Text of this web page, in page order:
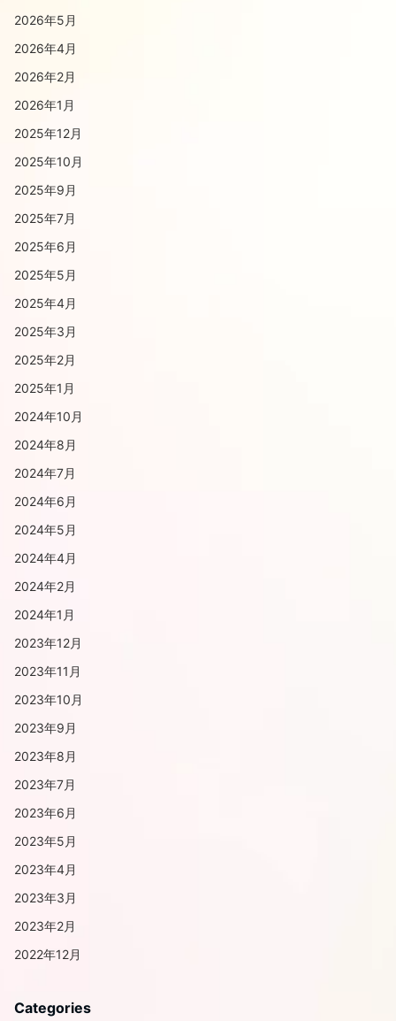
2026年5月
2026年4月
2026年2月
2026年1月
2025年12月
2025年10月
2025年9月
2025年7月
2025年6月
2025年5月
2025年4月
2025年3月
2025年2月
2025年1月
2024年10月
2024年8月
2024年7月
2024年6月
2024年5月
2024年4月
2024年2月
2024年1月
2023年12月
2023年11月
2023年10月
2023年9月
2023年8月
2023年7月
2023年6月
2023年5月
2023年4月
2023年3月
2023年2月
2022年12月
Categories